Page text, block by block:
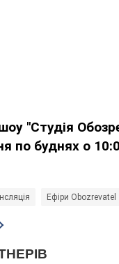
"Студія
по буднях о
Ефіри Obozrevatel